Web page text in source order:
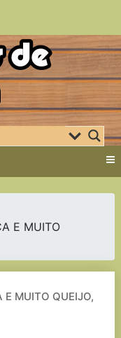
E MUITO
E MUITO QUEIJO,